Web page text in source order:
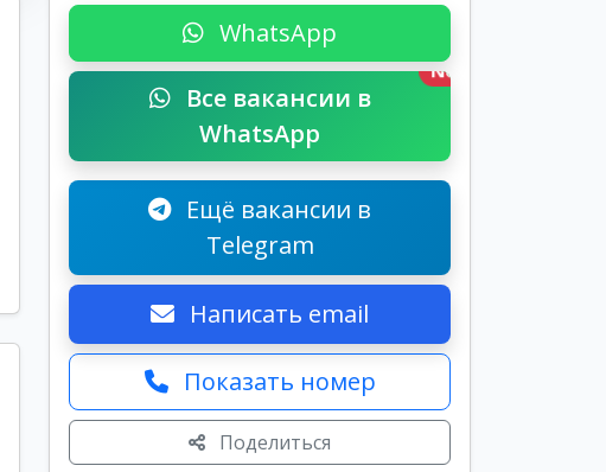
WhatsApp
Все вакансии в
WhatsApp
New
Ещё вакансии в
Telegram
Написать email
Показать номер
Поделиться